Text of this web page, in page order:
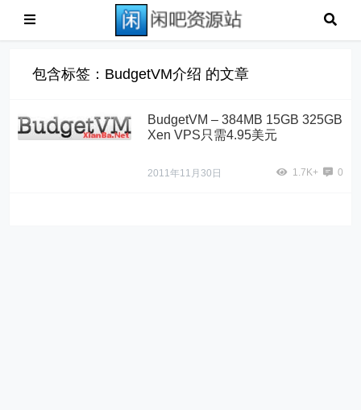
包含标签：BudgetVM介绍 的文章
BudgetVM – 384MB 15GB 325GB
Xen VPS只需4.95美元
2011年11月30日 1.7K+ 0